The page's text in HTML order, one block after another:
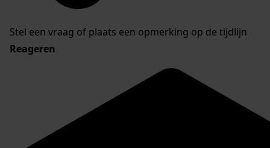
Stel een vraag of plaats een opmerking op de tijdlijn
Reageren